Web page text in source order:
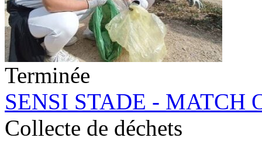
Terminée
SENSI STADE - MATCH
Collecte de déchets